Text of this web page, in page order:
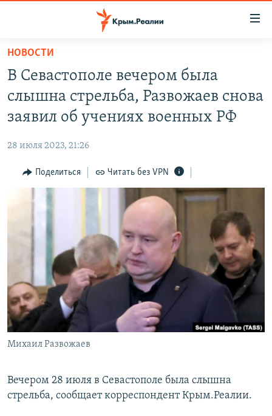
Вернуться
основному
содержанию
главной
Вернутся
поиску
11 ЛЕТ ОККУПАЦИИ КРЫМА. 11 ИСТОРИЙ СОПРОТИВЛЕНИЯ
ЕЩЕ
ИНТЕРАКТИВ
ИНФОГРАФИКА
СОВЕТЫ ПРАВОЗАЩИТНИКОВ
ПРОПАВШИЕ БЕЗ ВЕСТИ
ПОБЕДИТЕЛЕЙ НЕ СУДЯТ?
КРЫМ.НЕПОКОРЕННЫЙ
ELIFBE
УКРАИНСКАЯ ПРОБЛЕМА КРЫМА
РАДІО СВОБОДА
КАК ОБОЙТИ БЛОКИРОВКУ
Українською
Qırımtatar
ПРИСОЕДИНЯЙТЕСЬ!
НОВОСТИ
В Севастополе вечером была
слышна стрельба, Развожаев снова
заявил об учениях военных РФ
28 июля 2023, 21:26
Поделиться Читать без VPN
Михаил Развожаев
Вечером 28 июля в Севастополе была слышна
стрельба, сообщает корреспондент Крым.Реалии.